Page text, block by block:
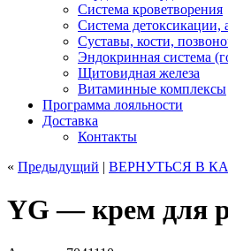
Система кроветворения
Система детоксикации,
Суставы, кости,
Эндокринная система
Щитовидная железа
Витаминные комплексы
Программа лояльности
Доставка
Контакты
« Предыдущий | ВЕРНУТЬСЯ В
YG — крем для